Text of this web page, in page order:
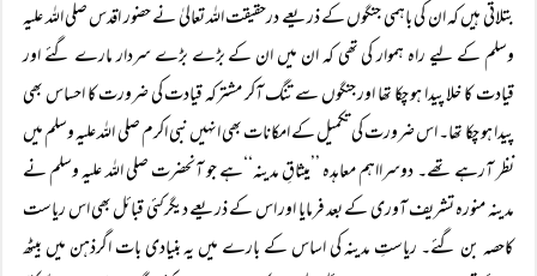
بتلاتی ہیں کہ ان کی باہمی جنگوں کے ذریعے درحقیقت اللہ تعالیٰ نے حضور اقدس صلی اللہ علیہ
وسلم کے لیے راہ ہموار کی تھی کہ ان میں ان کے بڑے بڑے سردار مارے گئے اور
قیادت کا خلا پیدا ہو چکا تھا اور جنگوں سے تنگ آکر مشترکہ قیادت کی ضرورت کا احساس بھی
پیدا ہو چکا تھا۔ اس ضرورت کی تکمیل کے امکانات بھی انہیں نبی اکرم صلی اللہ علیہ وسلم میں
نظر آرہے تھے۔ دوسرااہم معاہدہ ’’میثاقِ مدینہ‘‘ہے جو آنحضرت صلی اللہ علیہ وسلم نے
مدینہ منورہ تشریف آوری کے بعد فرمایا اور اس کے ذریعے دیگرکئی قبائل بھی اس ریاست
کاحصہ بن گئے۔ ریاستِ مدینہ کی اساس کے بارے میں یہ بنیادی بات اگرذہن میں بیٹھ